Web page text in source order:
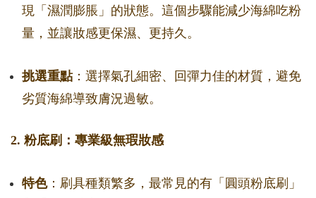
現「濕潤膨脹」的狀態。這個步驟能減少海綿吃粉
量，並讓妝感更保濕、更持久。
挑選重點：選擇氣孔細密、回彈力佳的材質，避免
劣質海綿導致膚況過敏。
2. 粉底刷：專業級無瑕妝感
特色：刷具種類繁多，最常見的有「圓頭粉底刷」